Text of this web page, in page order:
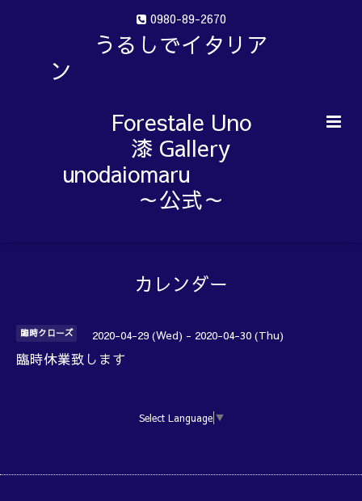
0980-89-2670
うるしでイタリア
ン
Forestale Uno
漆 Gallery
unodaiomaru
～公式～
カレンダー
臨時クローズ 2020-04-29 (Wed) - 2020-04-30 (Thu)
臨時休業致します
Select Language ▼